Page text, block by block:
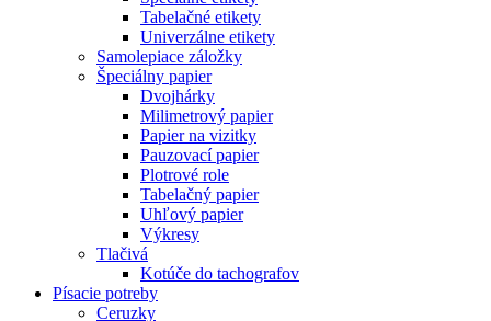
Tabelačné etikety
Univerzálne etikety
Samolepiace záložky
Špeciálny papier
Dvojhárky
Milimetrový papier
Papier na vizitky
Pauzovací papier
Plotrové role
Tabelačný papier
Uhľový papier
Výkresy
Tlačivá
Kotúče do tachografov
Písacie potreby
Ceruzky